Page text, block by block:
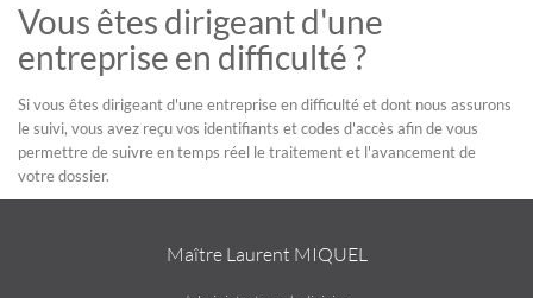
Vous êtes dirigeant d'une
entreprise en difficulté ?
Si vous êtes dirigeant d'une entreprise en difficulté et dont nous assurons
le suivi, vous avez reçu vos identifiants et codes d'accès afin de vous
permettre de suivre en temps réel le traitement et l'avancement de
votre dossier.
Maître Laurent MIQUEL